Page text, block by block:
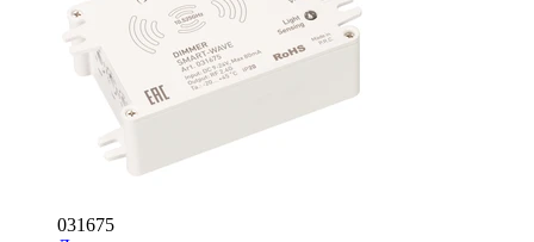
031675